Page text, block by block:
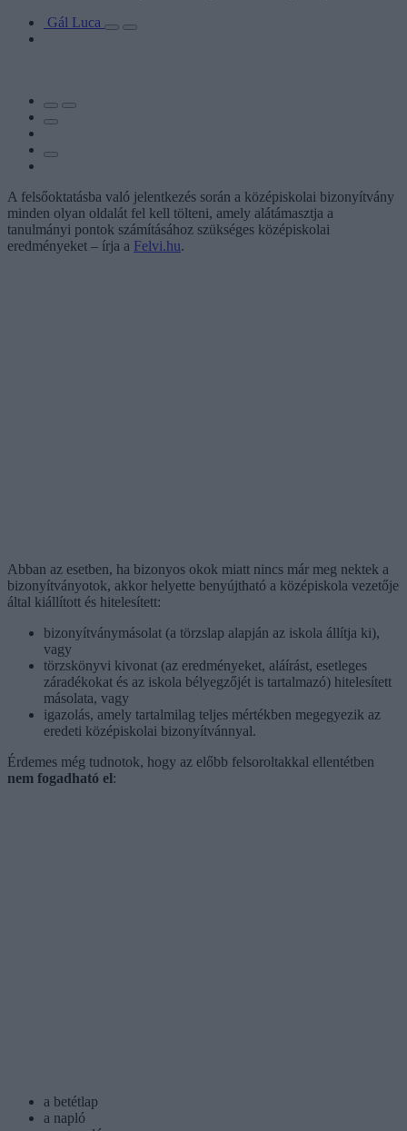
Gál Luca
A felsőoktatásba való jelentkezés során a középiskolai bizonyítvány
minden olyan oldalát fel kell tölteni, amely alátámasztja a
tanulmányi pontok számításához szükséges középiskolai
eredményeket – írja a Felvi.hu.
Abban az esetben, ha bizonyos okok miatt nincs már meg nektek a
bizonyítványotok, akkor helyette benyújtható a középiskola vezetője
által kiállított és hitelesített:
bizonyítványmásolat (a törzslap alapján az iskola állítja ki),
vagy
törzskönyvi kivonat (az eredményeket, aláírást, esetleges
záradékokat és az iskola bélyegzőjét is tartalmazó) hitelesített
másolata, vagy
igazolás, amely tartalmilag teljes mértékben megegyezik az
eredeti középiskolai bizonyítvánnyal.
Érdemes még tudnotok, hogy az előbb felsoroltakkal ellentétben
nem fogadható el:
a betétlap
a napló